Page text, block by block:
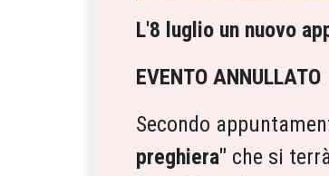
L'8 luglio un nuovo
EVENTO ANNULLATO
Secondo
preghiera" che si